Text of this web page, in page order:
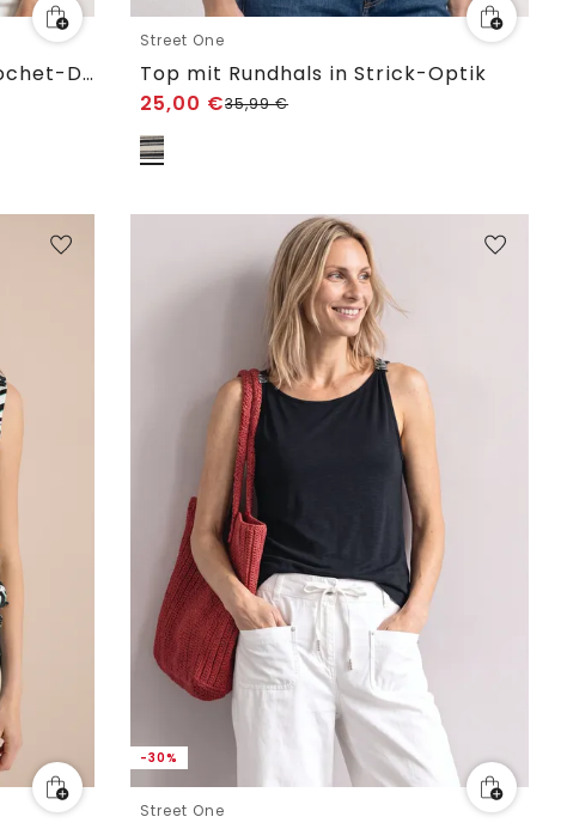
Top mit Strukturmix und Crochet-Details
Street One
Top mit Rundhals in Strick-Optik
25,00 €35,99€
-30%
Street One